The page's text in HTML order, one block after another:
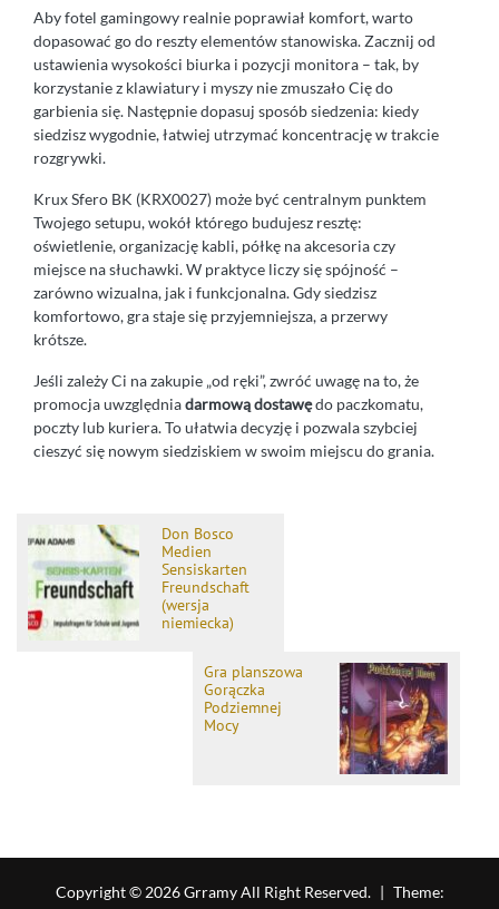
Aby fotel gamingowy realnie poprawiał komfort, warto
dopasować go do reszty elementów stanowiska. Zacznij od
ustawienia wysokości biurka i pozycji monitora – tak, by
korzystanie z klawiatury i myszy nie zmuszało Cię do
garbienia się. Następnie dopasuj sposób siedzenia: kiedy
siedzisz wygodnie, łatwiej utrzymać koncentrację w trakcie
rozgrywki.
Krux Sfero BK (KRX0027) może być centralnym punktem
Twojego setupu, wokół którego budujesz resztę:
oświetlenie, organizację kabli, półkę na akcesoria czy
miejsce na słuchawki. W praktyce liczy się spójność –
zarówno wizualna, jak i funkcjonalna. Gdy siedzisz
komfortowo, gra staje się przyjemniejsza, a przerwy
krótsze.
Jeśli zależy Ci na zakupie „od ręki”, zwróć uwagę na to, że
promocja uwzględniadarmową dostawędo paczkomatu,
poczty lub kuriera. To ułatwia decyzję i pozwala szybciej
cieszyć się nowym siedziskiem w swoim miejscu do grania.
Don Bosco
Medien
Sensiskarten
Freundschaft
(wersja
niemiecka)
Gra planszowa
Gorączka
Podziemnej
Mocy
Copyright © 2026 Grramy All Right Reserved. | Theme: